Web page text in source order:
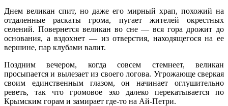
Днем великан спит, но даже его мирный храп, похожий на
отдаленные раскаты грома, пугает жителей окрестных
селений. Повернется великан во сне — вся гора дрожит до
основания, а вздохнет — из отверстия, находящегося на ее
вершине, пар клубами валит.
Поздним вечером, когда совсем стемнеет, великан
просыпается и вылезает из своего логова. Угрожающе сверкая
своим единственным глазом, он начинает оглушительно
реветь, так что громовое эхо далеко перекатывается по
Крымским горам и замирает где-то на Ай-Петри.